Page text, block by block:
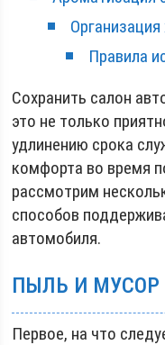
Организация
Правила
Сохранить салон
это не только
удлинению срока
комфорта во время
рассмотрим
способов
автомобиля.
ПЫЛЬ И МУСОР
Первое, на что